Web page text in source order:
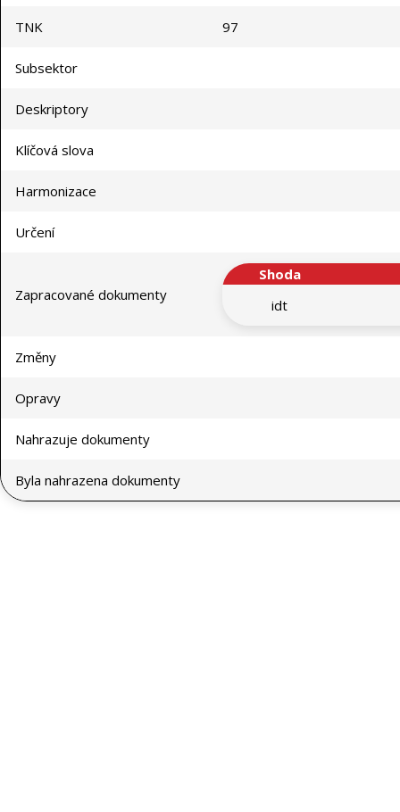
TNK 97
Subsektor
Deskriptory
Klíčová slova
Harmonizace
Určení
Zapracované dokumenty
Shoda
idt
Změny
Opravy
Nahrazuje dokumenty
Byla nahrazena dokumenty